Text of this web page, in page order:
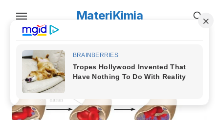
MateriKimia
peredaran darah kecil